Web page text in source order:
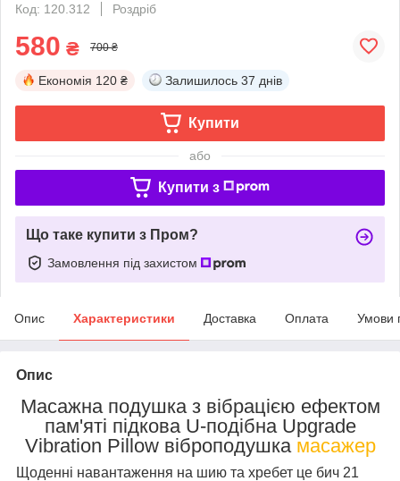
Код: 120.312
Роздріб
580 ₴ 700 ₴
Економія 120 ₴ Залишилось 37 днів
Купити
або
Купити з
Що таке купити з Пром?
Замовлення під захистом
Опис Характеристики Доставка Оплата Умови
Опис
Масажна подушка з вібрацією ефектом
пам'яті підкова U-подібна Upgrade
Vibration Pillow віброподушка масажер
Щоденні навантаження на шию та хребет це бич 21